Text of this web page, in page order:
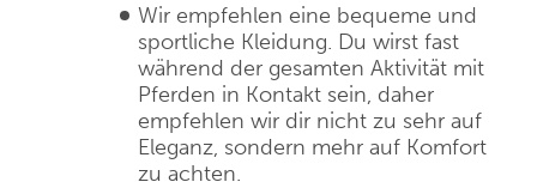
Wir empfehlen eine bequeme und
sportliche Kleidung. Du wirst fast
während der gesamten Aktivität mit
Pferden in Kontakt sein, daher
empfehlen wir dir nicht zu sehr auf
Eleganz, sondern mehr auf Komfort
zu achten.